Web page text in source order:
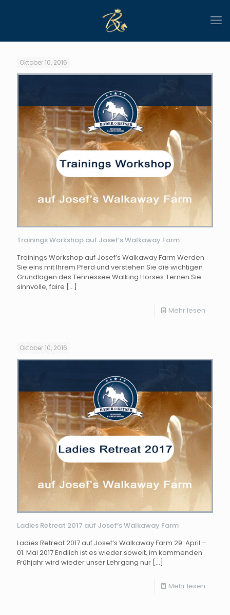
Oktober 10, 2016
Trainings Workshop auf Josef’s Walkaway Farm
Trainings Workshop auf Josef’s Walkaway Farm Werden
Sie eins mit Ihrem Pferd und verstehen Sie die wichtigen
Grundlagen des Tennessee Walking Horses. Lernen Sie
sinnvolle, faire […]
Mehr lesen
Oktober 10, 2016
Ladies Retreat 2017 auf Josef’s Walkaway Farm
Ladies Retreat 2017 auf Josef’s Walkaway Farm 29. April –
01. Mai 2017 Endlich ist es wieder soweit, im kommenden
Frühjahr wird wieder unser Lehrgang nur […]
Mehr lesen